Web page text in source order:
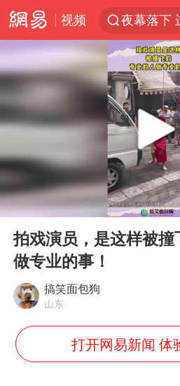
视频
夜幕落下
汪峰阻止
火把节震
公司“上
四川宜宾
“空调24小
Play
拍戏演员，是这样被
做专业的事！
搞笑面包狗
山东
打开网易新闻 体